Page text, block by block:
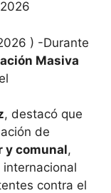
) -Durante
Masiva
, destacó que
de
y comunal,
contra el